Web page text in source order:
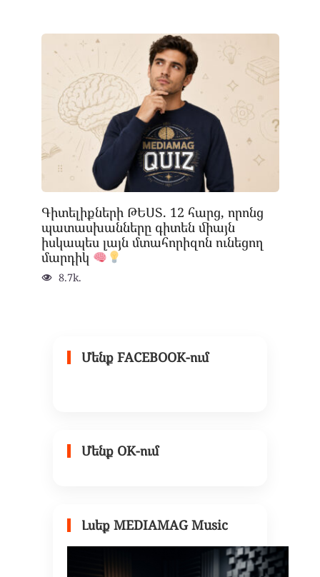
Գիտելիքների ԹԵՍՏ. 12 հարց, որոնց
պատասխանները գիտեն միայն
իսկապես լայն մտահորիզոն ունեցող
մարդիկ
8.7k.
Մենք FACEBOOK-ում
Մենք OK-ում
Լսեք MEDIAMAG Music